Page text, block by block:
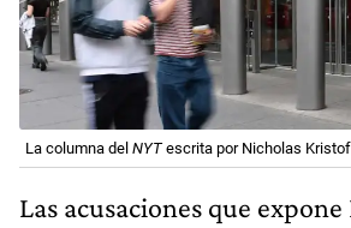
La columna del NYT escrita por Nicholas
Las acusaciones que